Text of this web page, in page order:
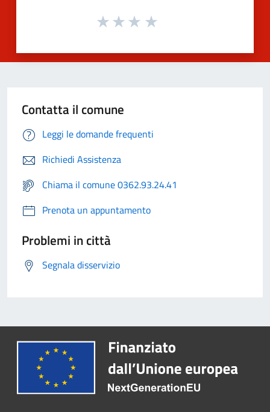
Contatta il comune
Leggi le domande frequenti
Richiedi Assistenza
Chiama il comune 0362.93.24.41
Prenota un appuntamento
Problemi in città
Segnala disservizio